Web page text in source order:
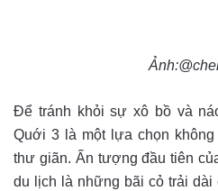
Để tránh khỏi sự xô bồ và
Quới 3 là một lựa chọn
thư giãn. Ấn tượng đầu tiên
du lịch là những bãi cỏ trải